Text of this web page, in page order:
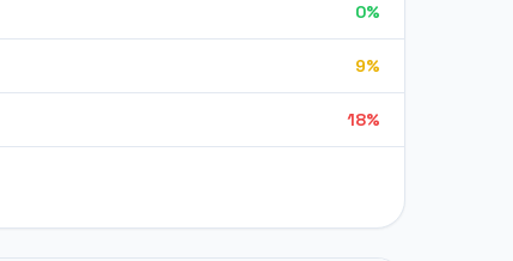
0%
9%
18%